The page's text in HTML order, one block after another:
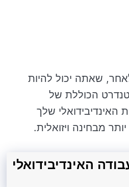
שאתה יכול להיות
הכוללת של
האינדיבידואלי שלך
מבחינה ויזואלית.
האינדיבידואלי